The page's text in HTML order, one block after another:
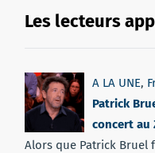
Les lecteurs
A LA UNE,
Patrick
concert au
Alors que Patrick Bruel